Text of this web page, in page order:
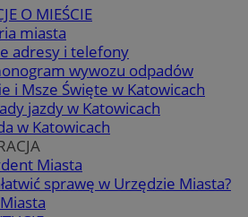
O MIEŚCIE
miasta
adresy i telefony
wywozu odpadów
i Msze Święte w Katowicach
jazdy w Katowicach
w Katowicach
Miasta
sprawę w Urzędzie Miasta?